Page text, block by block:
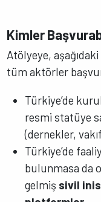
Kimler
Atölyeye,
tüm aktörler
Türkiye’de
resmi statüye
(dernekler,
Türkiye’de
bulunmasa da
gelmiş sivil